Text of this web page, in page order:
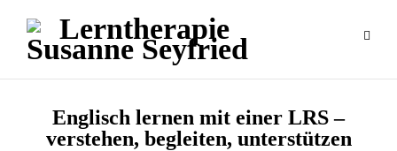
Englisch lernen mit einer LRS –
verstehen, begleiten, unterstützen